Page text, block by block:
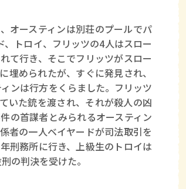
オースティンは別荘のプールでパ
トロイ、フリッツの4人はスロー
て行き、そこでフリッツがスロー
埋められたが、すぐに発見され、
ンは行方をくらました。フリッツ
いた銃を渡され、それが殺人の凶
の首謀者とみられるオースティン
者の一人ベイヤードが司法取引を
刑務所に行き、上級生のトロイは
の判決を受けた。